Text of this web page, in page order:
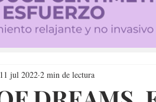
11 jul 2022 2 min de lectura